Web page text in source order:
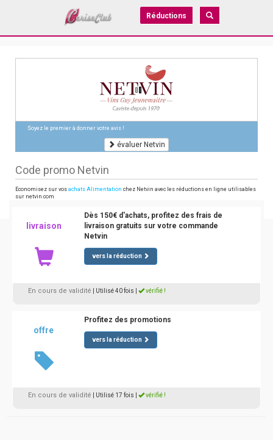
Réductions
Soyez le premier à donner votre avis !
évaluer Netvin
Code promo Netvin
Economisez sur vos achats Alimentation chez Netvin avec les réductions en ligne utilisables
sur netvin.com
livraison
Dès 150€ d'achats, profitez des frais de
livraison gratuits sur votre commande
Netvin
vers la réduction
En cours de validité | Utilisé 40 fois vérifié !
offre
Profitez des promotions
vers la réduction
En cours de validité | Utilisé 17 fois vérifié !